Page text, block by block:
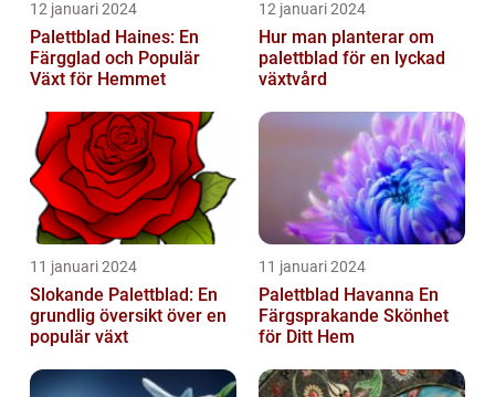
12 januari 2024
Palettblad Haines: En
Färgglad och Populär
Växt för Hemmet
12 januari 2024
Hur man planterar om
palettblad för en lyckad
växtvård
11 januari 2024
Slokande Palettblad: En
grundlig översikt över en
populär växt
11 januari 2024
Palettblad Havanna En
Färgsprakande Skönhet
för Ditt Hem